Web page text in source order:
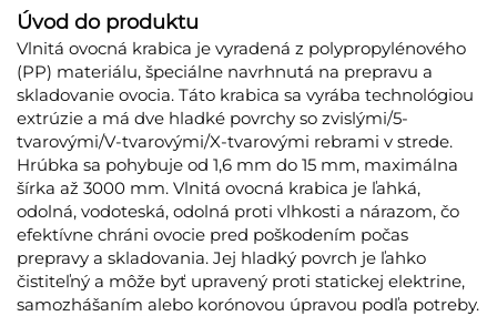
Úvod do produktu
Vlnitá ovocná krabica je vyradená z polypropylénového
(PP) materiálu, špeciálne navrhnutá na prepravu a
skladovanie ovocia. Táto krabica sa vyrába technológiou
extrúzie a má dve hladké povrchy so zvislými/5-
tvarovými/V-tvarovými/X-tvarovými rebrami v strede.
Hrúbka sa pohybuje od 1,6 mm do 15 mm, maximálna
šírka až 3000 mm. Vlnitá ovocná krabica je ľahká,
odolná, vodoteská, odolná proti vlhkosti a nárazom, čo
efektívne chráni ovocie pred poškodením počas
prepravy a skladovania. Jej hladký povrch je ľahko
čistiteľný a môže byť upravený proti statickej elektrine,
samozhášaním alebo korónovou úpravou podľa potreby.